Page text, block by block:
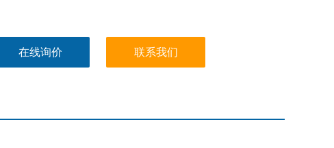
在线询价 联系我们